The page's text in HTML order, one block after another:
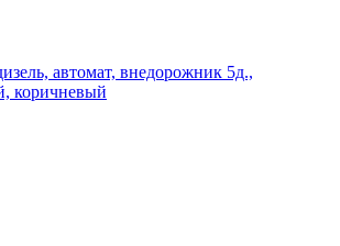
автомат, внедорожник 5д.,
коричневый